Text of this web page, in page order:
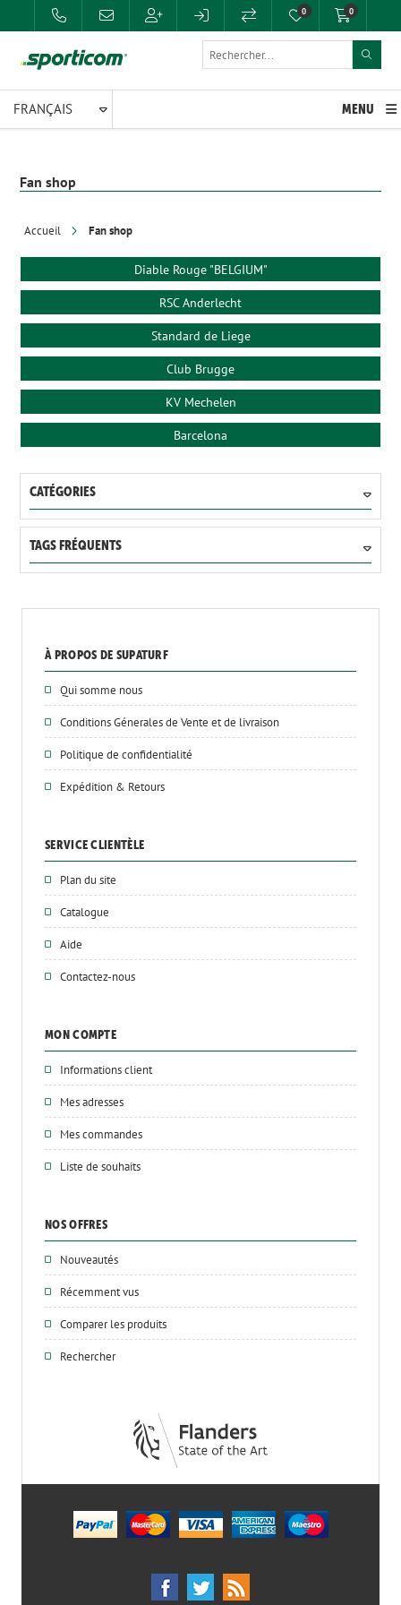
0 0
MENU
Fan shop
Accueil Fan shop
Diable Rouge "BELGIUM"
RSC Anderlecht
Standard de Liege
Club Brugge
KV Mechelen
Barcelona
CATÉGORIES
TAGS FRÉQUENTS
À PROPOS DE SUPATURF
Qui somme nous
Conditions Génerales de Vente et de livraison
Politique de confidentialité
Expédition & Retours
SERVICE CLIENTÈLE
Plan du site
Catalogue
Aide
Contactez-nous
MON COMPTE
Informations client
Mes adresses
Mes commandes
Liste de souhaits
NOS OFFRES
Nouveautés
Récemment vus
Comparer les produits
Rechercher